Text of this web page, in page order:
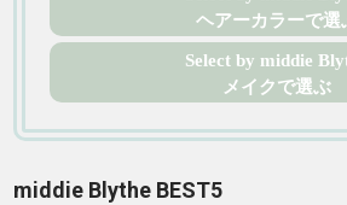
ヘアーカラーで選
Select by middie
メイクで選ぶ
middie Blythe BEST5